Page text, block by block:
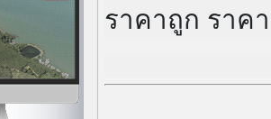
ราคาถูก ราค